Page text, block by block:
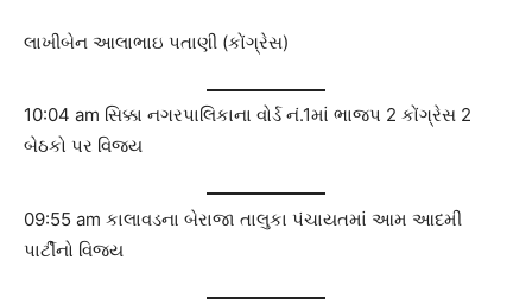
લાખીબેન આલાભાઇ પતાણી (કોંગ્રેસ)
10:04 am સિક્કા નગરપાલિકાના વોર્ડ નં.1માં ભાજપ 2 કોંગ્રેસ 2
બેઠકો પર વિજય
09:55 am કાલાવડના બેરાજા તાલુકા પંચાયતમાં આમ આદમી
પાર્ટીનો વિજય